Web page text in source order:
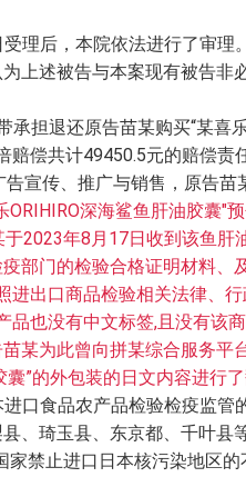
理后，本院依法进行了审理
上述被告与本案现有被告非
担退还原告苗某购买“某喜
偿共计49450.5元的赔偿责
宣传、推广与销售，原告苗
深海鲨鱼肝油胶囊"
2023年8月17日收到该鱼肝
部门的检验合格证明材料、
出口商品检验相关法律、
也没有中文标签,且没有该
某为此曾向拼某综合服务平
”的外包装的日文内容进行
口食品农产品检验检疫监管
、琦玉县、东京都、千叶县
禁止进口日本核污染地区